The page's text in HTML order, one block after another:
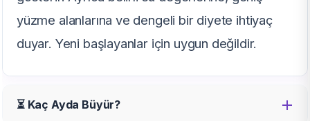
yüzme alanlarına ve dengeli bir diyete ihtiyaç
duyar. Yeni başlayanlar için uygun değildir.
⏳ Kaç Ayda Büyür?